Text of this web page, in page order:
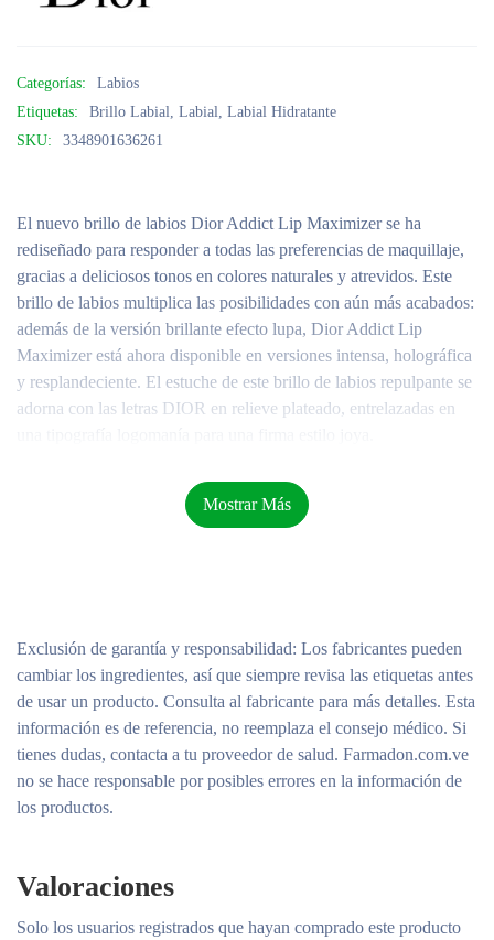
Categorías:
Labios
Etiquetas:
Brillo Labial Labial Labial Hidratante
SKU:
3348901636261
El nuevo brillo de labios Dior Addict Lip Maximizer se ha
rediseñado para responder a todas las preferencias de maquillaje,
gracias a deliciosos tonos en colores naturales y atrevidos. Este
brillo de labios multiplica las posibilidades con aún más acabados:
además de la versión brillante efecto lupa, Dior Addict Lip
Maximizer está ahora disponible en versiones intensa, holográfica
y resplandeciente. El estuche de este brillo de labios repulpante se
adorna con las letras DIOR en relieve plateado, entrelazadas en
Mostrar Más
Exclusión de garantía y responsabilidad: Los fabricantes pueden
cambiar los ingredientes, así que siempre revisa las etiquetas antes
de usar un producto. Consulta al fabricante para más detalles. Esta
información es de referencia, no reemplaza el consejo médico. Si
tienes dudas, contacta a tu proveedor de salud. Farmadon.com.ve
no se hace responsable por posibles errores en la información de
los productos.
Valoraciones
Solo los usuarios registrados que hayan comprado este producto